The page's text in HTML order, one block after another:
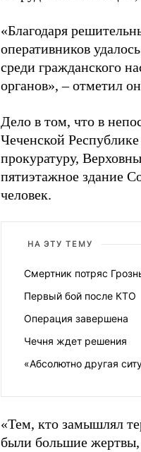
«Благодаря
оперативников
среди гражданского
органов», – отметил
Дело в том, что в
Чеченской
прокуратуру,
пятиэтажное здание
человек.
НА ЭТУ ТЕМУ
Смертник потряс
Первый бой после КТО
Операция завершена
Чечня ждет решения
«Абсолютно другая
«Тем, кто замышлял
были большие